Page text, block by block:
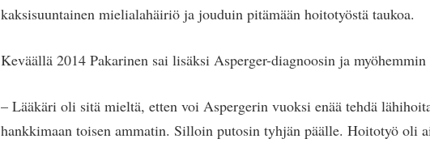
kaksisuuntainen mielialahäiriö ja jouduin pitämään hoitotyöstä taukoa.
Keväällä 2014 Pakarinen sai lisäksi Asperger-diagnoosin ja
– Lääkäri oli sitä mieltä, etten voi Aspergerin vuoksi enää tehdä
hankkimaan toisen ammatin. Silloin putosin tyhjän päälle. Hoitotyö oli